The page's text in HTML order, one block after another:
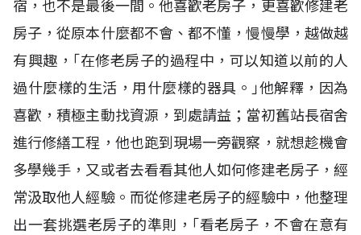
宿，也不是最後一間。他喜歡老房子，更喜歡修建老
房子，從原本什麼都不會、都不懂，慢慢學，越做越
有興趣，｢在修老房子的過程中，可以知道以前的人
過什麼樣的生活，用什麼樣的器具。｣他解釋，因為
喜歡，積極主動找資源，到處請益；當初舊站長宿舍
進行修繕工程，他也跑到現場一旁觀察，就想趁機會
多學幾手，又或者去看看其他人如何修建老房子，經
常汲取他人經驗。而從修建老房子的經驗中，他整理
出一套挑選老房子的準則，｢看老房子，不會在意有